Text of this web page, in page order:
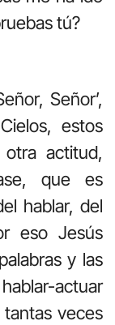
tú?
Señor’,
estos
actitud,
que es
hablar, del
eso Jesús
y las
actuar
veces